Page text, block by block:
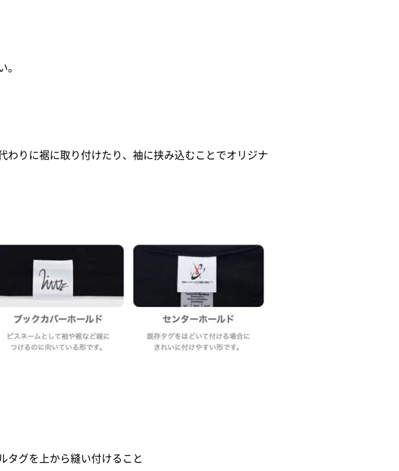
。
りに裾に取り付けたり、袖に挟み込むことでオリジナ
タグを上から縫い付けること